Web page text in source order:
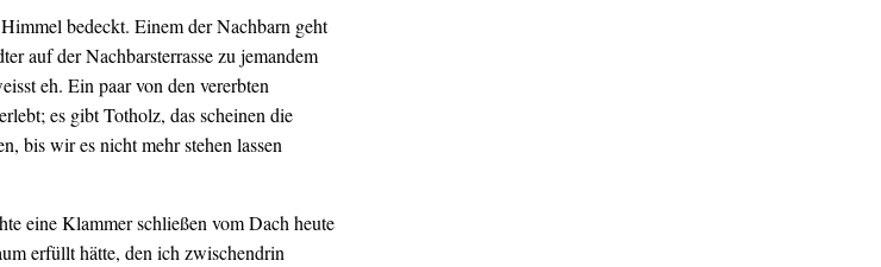
bedeckt. Einem der Nachbarn geht
auf der Nachbarsterrasse zu jemandem
eh. Ein paar von den vererbten
es gibt Totholz, das scheinen die
bis wir es nicht mehr stehen lassen
eine Klammer schließen vom Dach heute
erfüllt hätte, den ich zwischendrin